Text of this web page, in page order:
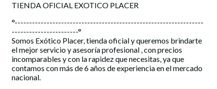
TIENDA OFICIAL EXOTICO PLACER
°-----------------------------------------------------------------
-----------------------°
Somos Exótico Placer, tienda oficial y queremos brindarte
el mejor servicio y asesoría profesional , con precios
incomparables y con la rapidez que necesitas, ya que
contamos con más de 6 años de experiencia en el mercado
nacional.